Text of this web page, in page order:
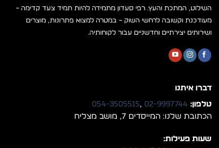
השילוט, המתכת והעץ. רפי סעדון מתמידה להיות תמיד צעד קדימה –
מעודכנת וקשובה לרחשי השוק – במטרה למצוא פתרונות, מוצרים
ושירותים יצירתיים וחדשניים עבור לקוחותיה.
דברו איתנו
טלפון: 02-9997744
,
054-3505515
הכתובת שלנו: המייסדים 7, מושב מצליח
שעות פעילות: